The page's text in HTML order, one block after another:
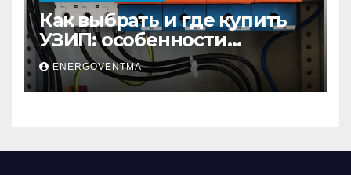
Как выбрать и где купить
УЗИП: особенности
устройств защиты от
импульсных
перенапряжений
ENERGOVENTMA